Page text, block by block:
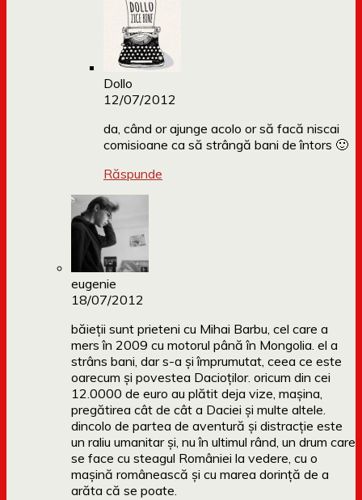
Dollo
12/07/2012
da, când or ajunge acolo or să facă niscai
comisioane ca să strângă bani de întors 🙂
Răspunde
eugenie
18/07/2012
băieţii sunt prieteni cu Mihai Barbu, cel care a
mers în 2009 cu motorul până în Mongolia. el a
strâns bani, dar s-a şi împrumutat, ceea ce este
oarecum şi povestea Dacioţilor. oricum din cei
12.0000 de euro au plătit deja vize, maşina,
pregătirea cât de cât a Daciei şi multe altele.
dincolo de partea de aventură şi distracţie este
un raliu umanitar şi, nu în ultimul rând, un drum care
se face cu steagul României la vedere, cu o
maşină românească şi cu marea dorinţă de a
arăta că se poate.